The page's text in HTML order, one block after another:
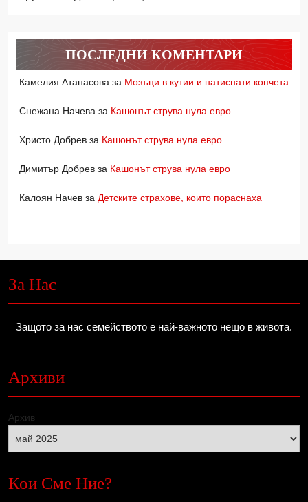
ПОСЛЕДНИ КОМЕНТАРИ
Камелия Атанасова за Мозъци в кутии и натиснати копчета
Снежана Начева за Кашонът струва нула евро
Христо Добрев за Кашонът струва нула евро
Димитър Добрев за Кашонът струва нула евро
Калоян Начев за Детските страхове, които пораснаха
За Нас
Защото за нас семейството е най-важното нещо в живота.
Архиви
Архив
Кои Сме Ние?